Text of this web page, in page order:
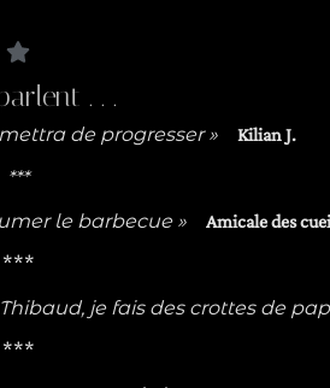
. . .
de progresser » Kilian J.
***
le barbecue »
Amicale des
***
je fais des crottes de
***